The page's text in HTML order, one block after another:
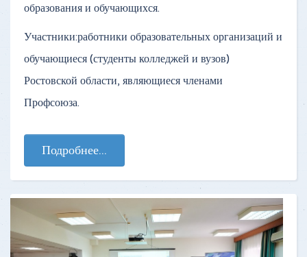
образования и обучающихся.
Участники:работники образовательных организаций и
обучающиеся (студенты колледжей и вузов)
Ростовской области, являющиеся членами
Профсоюза.
Подробнее...